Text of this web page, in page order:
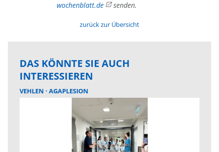
wochenblatt.de
senden.
zurück zur Übersicht
DAS KÖNNTE SIE AUCH
INTERESSIEREN
VEHLEN AGAPLESION